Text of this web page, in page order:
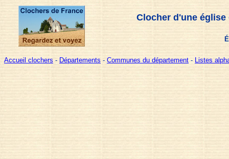
Clocher d'une
Accueil clochers - Départements - Communes du département - Listes